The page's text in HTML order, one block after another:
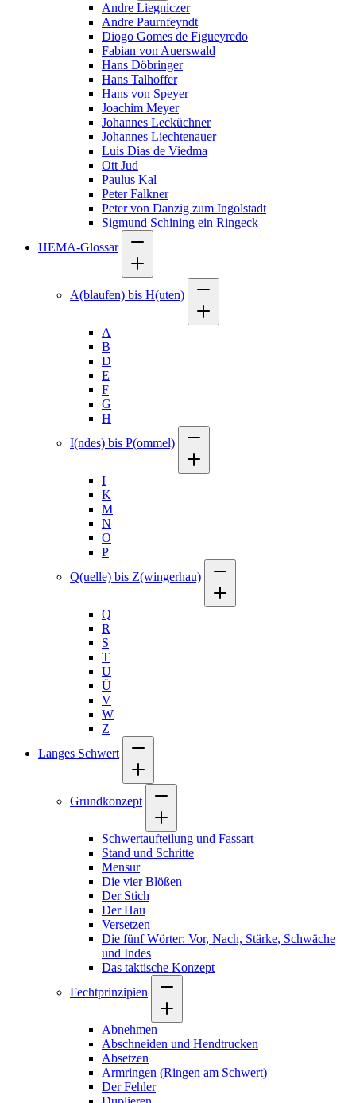
Andre Liegniczer
Andre Paurnfeyndt
Diogo Gomes de Figueyredo
Fabian von Auerswald
Hans Döbringer
Hans Talhoffer
Hans von Speyer
Joachim Meyer
Johannes Lecküchner
Johannes Liechtenauer
Luis Dias de Viedma
Ott Jud
Paulus Kal
Peter Falkner
Peter von Danzig zum Ingolstadt
Sigmund Schining ein Ringeck
HEMA-Glossar
A(blaufen) bis H(uten)
A
B
D
E
F
G
H
I(ndes) bis P(ommel)
I
K
M
N
O
P
Q(uelle) bis Z(wingerhau)
Q
R
S
T
U
Ü
V
W
Z
Langes Schwert
Grundkonzept
Schwertaufteilung und Fassart
Stand und Schritte
Mensur
Die vier Blößen
Der Stich
Der Hau
Versetzen
Die fünf Wörter: Vor, Nach, Stärke, Schwäche
und Indes
Das taktische Konzept
Fechtprinzipien
Abnehmen
Abschneiden und Hendtrucken
Absetzen
Armringen (Ringen am Schwert)
Der Fehler